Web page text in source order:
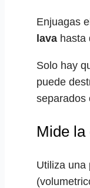
Enjuagas
lava hasta
Solo hay
puede
separados
Mide la
Utiliza una